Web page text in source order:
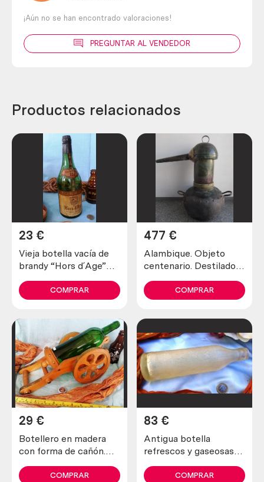
¡Aún no se han encontrado valoraciones!
PREGUNTAR AL VENDEDOR
Productos relacionados
Vieja botella vacía de
brandy “Hors d´Age”
23 €
COMPRAR
Alambique. Objeto
centenario. Destilador
cobre. 80 litros.
477 €
COMPRAR
Botellero en madera
con forma de cañón.
29 €
COMPRAR
Antigua botella
refrescos y gaseosas
los años 1.925
83 €
COMPRAR